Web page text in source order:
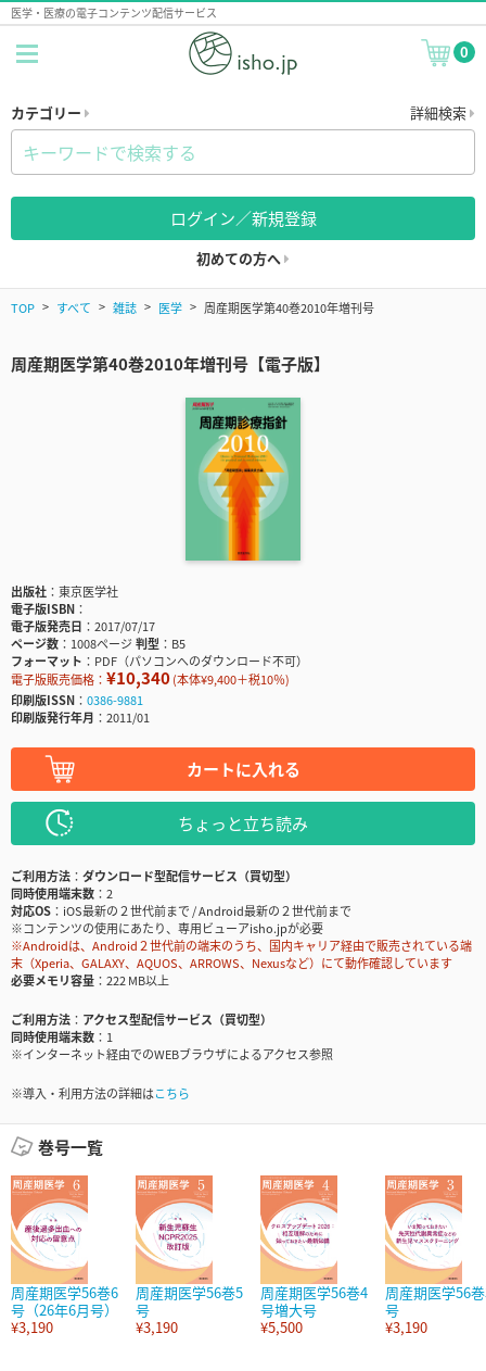
医学・医療の電子コンテンツ配信サービス
0
カテゴリー 詳細検索
ログイン／新規登録
初めての方へ
TOP すべて 雑誌 医学 周産期医学第40巻2010年増刊号
周産期医学第40巻2010年増刊号【電子版】
出版社
東京医学社
電子版ISBN
電子版発売日
2017/07/17
ページ数
1008ページ判型
B5
フォーマット
PDF（パソコンへのダウンロード不可）
電子版販売価格： ¥10,340(本体¥9,400＋税10％)
印刷版ISSN
0386-9881
印刷版発行年月
2011/01
カートに入れる
ちょっと立ち読み
ご利用方法
ダウンロード型配信サービス（買切型）
同時使用端末数
2
対応OS
iOS最新の２世代前まで / Android最新の２世代前まで
※コンテンツの使用にあたり、専用ビューアisho.jpが必要
※Androidは、Android２世代前の端末のうち、国内キャリア経由で販売されている端
末（Xperia、GALAXY、AQUOS、ARROWS、Nexusなど）にて動作確認しています
必要メモリ容量
222 MB以上
ご利用方法
アクセス型配信サービス（買切型）
同時使用端末数
1
※インターネット経由でのWEBブラウザによるアクセス参照
※導入・利用方法の詳細はこちら
巻号一覧
周産期医学56巻6
号（26年6月号）
¥3,190
周産期医学56巻5
号
¥3,190
周産期医学56巻4
号増大号
¥5,500
周産期医学56
号
¥3,190